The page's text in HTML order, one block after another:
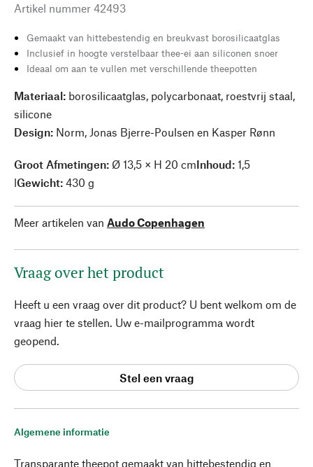
Algemene informatie
Transparante theepot gemaakt van hittebestendig en
Artikel nummer 42493
Gemaakt van hittebestendig en breukvast borosilicaatglas
Inclusief in hoogte verstelbaar thee-ei aan siliconen snoer
Ideaal om aan te vullen met verschillende theepotten
Materiaal: borosilicaatglas, polycarbonaat, roestvrij staal,
silicone
Design: Norm, Jonas Bjerre-Poulsen en Kasper Rønn
Groot Afmetingen: Ø 13,5 × H 20 cmInhoud: 1,5
lGewicht: 430 g
Meer artikelen van Audo Copenhagen
Vraag over het product
Heeft u een vraag over dit product? U bent welkom om de
vraag hier te stellen. Uw e-mailprogramma wordt
geopend.
Stel een vraag